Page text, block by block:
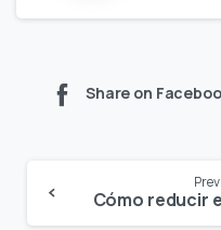
Share on
Reading